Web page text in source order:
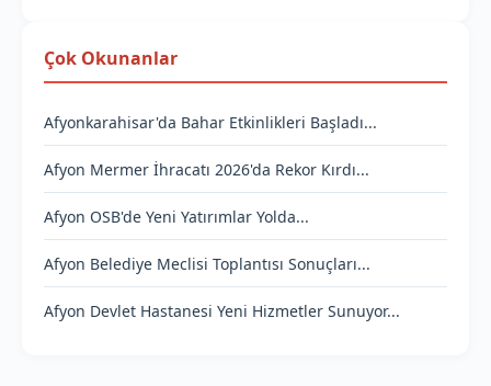
Çok Okunanlar
Afyonkarahisar'da Bahar Etkinlikleri Başladı...
Afyon Mermer İhracatı 2026'da Rekor Kırdı...
Afyon OSB'de Yeni Yatırımlar Yolda...
Afyon Belediye Meclisi Toplantısı Sonuçları...
Afyon Devlet Hastanesi Yeni Hizmetler Sunuyor...